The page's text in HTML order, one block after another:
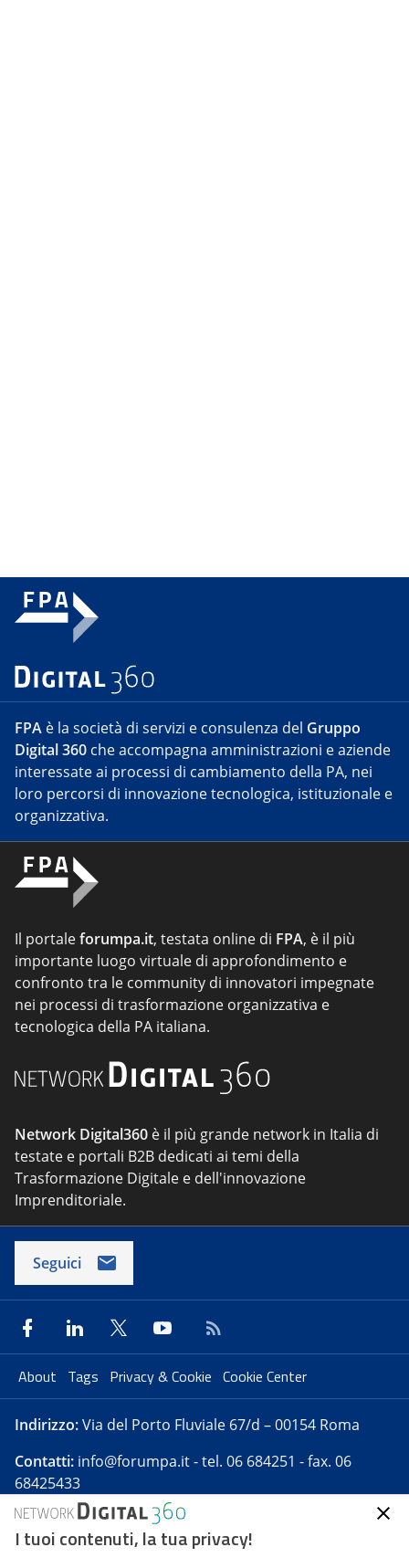
FPA è la società di servizi e consulenza del Gruppo
Digital 360 che accompagna amministrazioni e aziende
interessate ai processi di cambiamento della PA, nei
loro percorsi di innovazione tecnologica, istituzionale e
organizzativa.
Il portaleforumpa.it, testata online di FPA, è il più
importante luogo virtuale di approfondimento e
confronto tra le community di innovatori impegnate
nei processi di trasformazione organizzativa e
tecnologica della PA italiana.
Network Digital360 è il più grande network in Italia di
testate e portali B2B dedicati ai temi della
Trasformazione Digitale e dell'innovazione
Imprenditoriale.
Seguici
About Tags Privacy & Cookie Cookie Center
Indirizzo:Via del Porto Fluviale 67/d – 00154 Roma
Contatti: info@forumpa.it- tel. 06 684251 - fax. 06
68425433
Forumpa.itè una pubblicazione telematica iscritta
I tuoi contenuti, la tua privacy!